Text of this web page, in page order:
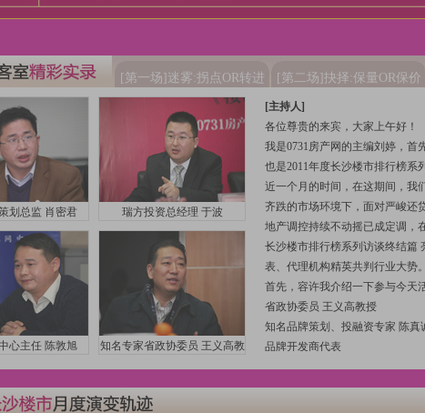
[第一场]迷雾:拐点OR转进 [第二场]抉择:保量OR保价
划总监 肖密君 瑞方投资总经理 于波
心主任 陈敦旭
知名专家省政协委员 王义高教
[主持人]
各位尊贵的来宾，大家上午好！
我是0731房产网的主编刘婷，首
也是2011年度长沙楼市排行榜系
近一个月的时间，在这期间，我
齐跌的市场环境下，面对严峻还
地产调控持续不动摇已成定调，
长沙楼市排行榜系列访谈终结篇
表、代理机构精英共判行业大势。
首先，容许我介绍一下参与今天
省政协委员 王义高教授
知名品牌策划、投融资专家 陈真
品牌开发商代表
云顶翠峰项目策划总监 肖密君先
代理机构精英代表